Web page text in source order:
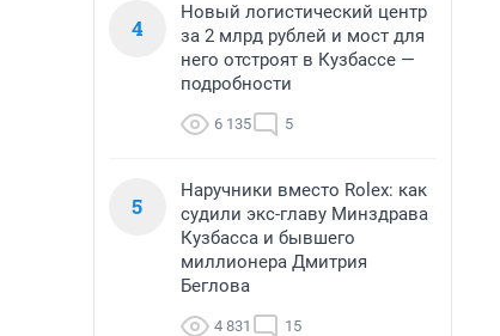
4
Новый логистический центр
за 2 млрд рублей и мост для
него отстроят в Кузбассе —
подробности
6 135 5
5
Наручники вместо Rolex: как
судили экс-главу Минздрава
Кузбасса и бывшего
миллионера Дмитрия
Беглова
4 831 15